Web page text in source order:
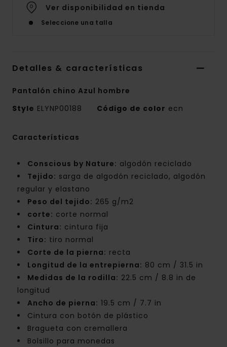
Ver disponibilidad en tienda
Seleccione una talla
Detalles & características
Pantalón chino Azul hombre
Style ELYNP00188 Código de color ecn
Características
Conscious by Nature: algodón reciclado
Tejido: sarga de algodón reciclado, algodón
regular y elastano
Peso del tejido: 265 g/m2
corte: corte normal
Cintura: cintura fija
Tiro: tiro normal
Corte de la pierna: recta
Longitud de la entrepierna: 80 cm / 31.5 in
Medidas de la rodilla: 22.5 cm / 8.8 in de
longitud
Ancho de pierna: 19.5 cm / 7.7 in
Cintura con botón de plástico
Bragueta con cremallera
Bolsillo para monedas